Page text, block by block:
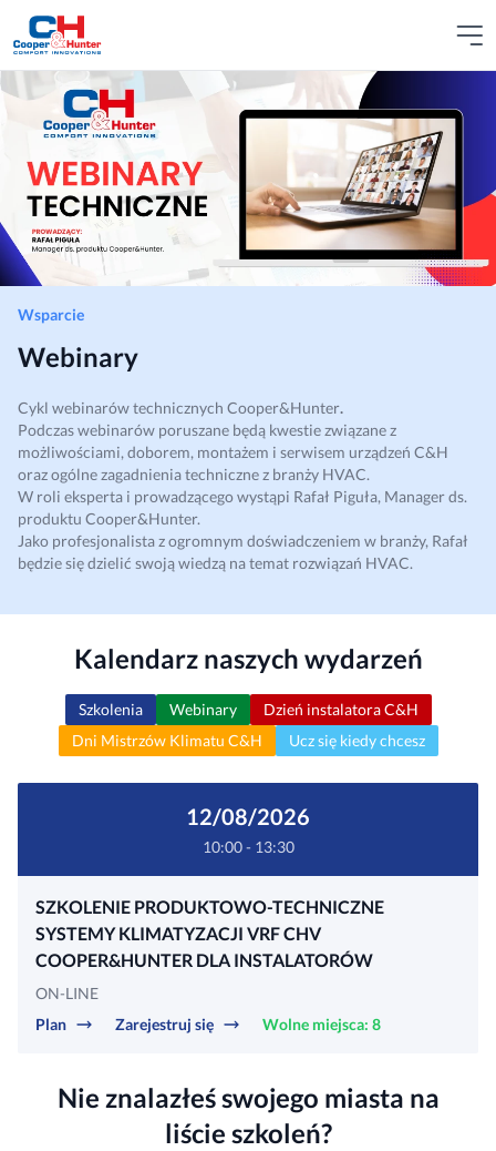
Wsparcie
Webinary
Cykl webinarów technicznych Cooper&Hunter.
Podczas webinarów poruszane będą kwestie związane z
możliwościami, doborem, montażem i serwisem urządzeń C&H
oraz ogólne zagadnienia techniczne z branży HVAC.
W roli eksperta i prowadzącego wystąpi Rafał Piguła, Manager ds.
produktu Cooper&Hunter.
Jako profesjonalista z ogromnym doświadczeniem w branży, Rafał
będzie się dzielić swoją wiedzą na temat rozwiązań HVAC.
Kalendarz naszych wydarzeń
Szkolenia Webinary
Dzień instalatora C&H
Dni Mistrzów Klimatu C&H
Ucz się kiedy chcesz
12/08/2026
10:00 - 13:30
SZKOLENIE PRODUKTOWO-TECHNICZNE
SYSTEMY KLIMATYZACJI VRF CHV
COOPER&HUNTER DLA INSTALATORÓW
ON-LINE
Plan
Zarejestruj się Wolne miejsca: 8
Nie znalazłeś swojego miasta na
liście szkoleń?